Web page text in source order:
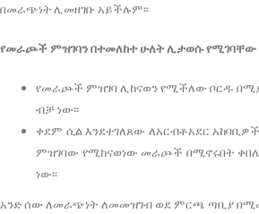
በመራጭነት ሊመዘገቡ አይችሉም፡፡
የመራጮች ምዝገባን በተመለከተ ሁለት ሊታወሱ የሚገባቸው
የመራጮች ምዝገባ ሊከናወን የሚችለው ቦርዱ
ብቻ ነው፡፡
ቀደም ሲል እንደተገለጸው ለአርብቶአደር አከባቢዎች
ምዝገባው የሚከናወነው መራጮች በሚኖሩበት
ነው፡፡
አንድ ሰው ለመራጭነት ለመመዝገብ ወደ ምርጫ ጣቢያ